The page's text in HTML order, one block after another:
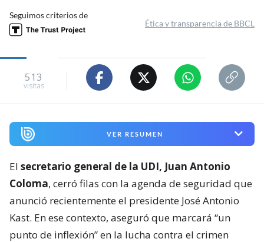
Seguimos criterios de
Ética y transparencia de BBCL
513
visitas
VER RESUMEN
El secretario general de la UDI, Juan Antonio
Coloma, cerró filas con la agenda de seguridad que
anunció recientemente el presidente José Antonio
Kast. En ese contexto, aseguró que marcará “un
punto de inflexión” en la lucha contra el crimen